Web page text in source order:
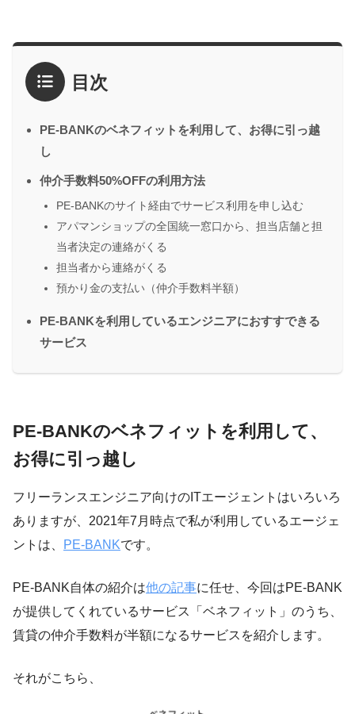
目次
PE-BANKのベネフィットを利用して、お得に引っ越
し
仲介手数料50%OFFの利用方法
PE-BANKのサイト経由でサービス利用を申し込む
アパマンショップの全国統一窓口から、担当店舗と担
当者決定の連絡がくる
担当者から連絡がくる
預かり金の支払い（仲介手数料半額）
PE-BANKを利用しているエンジニアにおすすできる
サービス
PE-BANKのベネフィットを利用して、
お得に引っ越し
フリーランスエンジニア向けのITエージェントはいろいろ
ありますが、2021年7月時点で私が利用しているエージェ
ントは、
PE-BANKです。
PE-BANK自体の紹介は他の記事に任せ、今回はPE-BANK
が提供してくれているサービス「ベネフィット」のうち、
賃貸の仲介手数料が半額になるサービスを紹介します。
それがこちら、